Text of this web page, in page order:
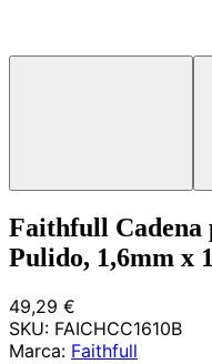
Faithfull Cadena
Pulido, 1,6mm x
49,29 €
SKU: FAICHCC1610B
Marca: Faithfull